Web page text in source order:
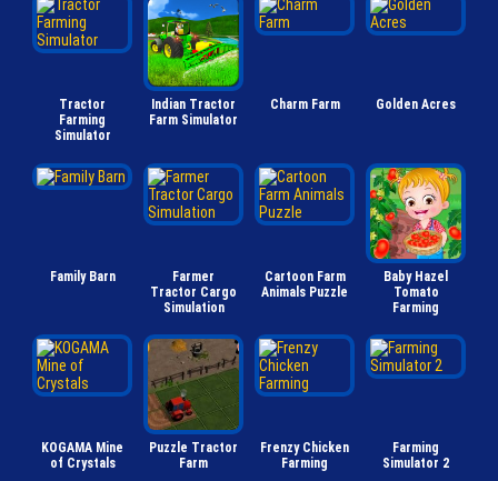
Tractor
Farming
Simulator
Indian Tractor
Farm Simulator
Charm Farm Golden Acres
Family Barn
Farmer
Tractor Cargo
Simulation
Cartoon Farm
Animals Puzzle
Baby Hazel
Tomato
Farming
KOGAMA Mine
of Crystals
Puzzle Tractor
Farm
Frenzy Chicken
Farming
Farming
Simulator 2